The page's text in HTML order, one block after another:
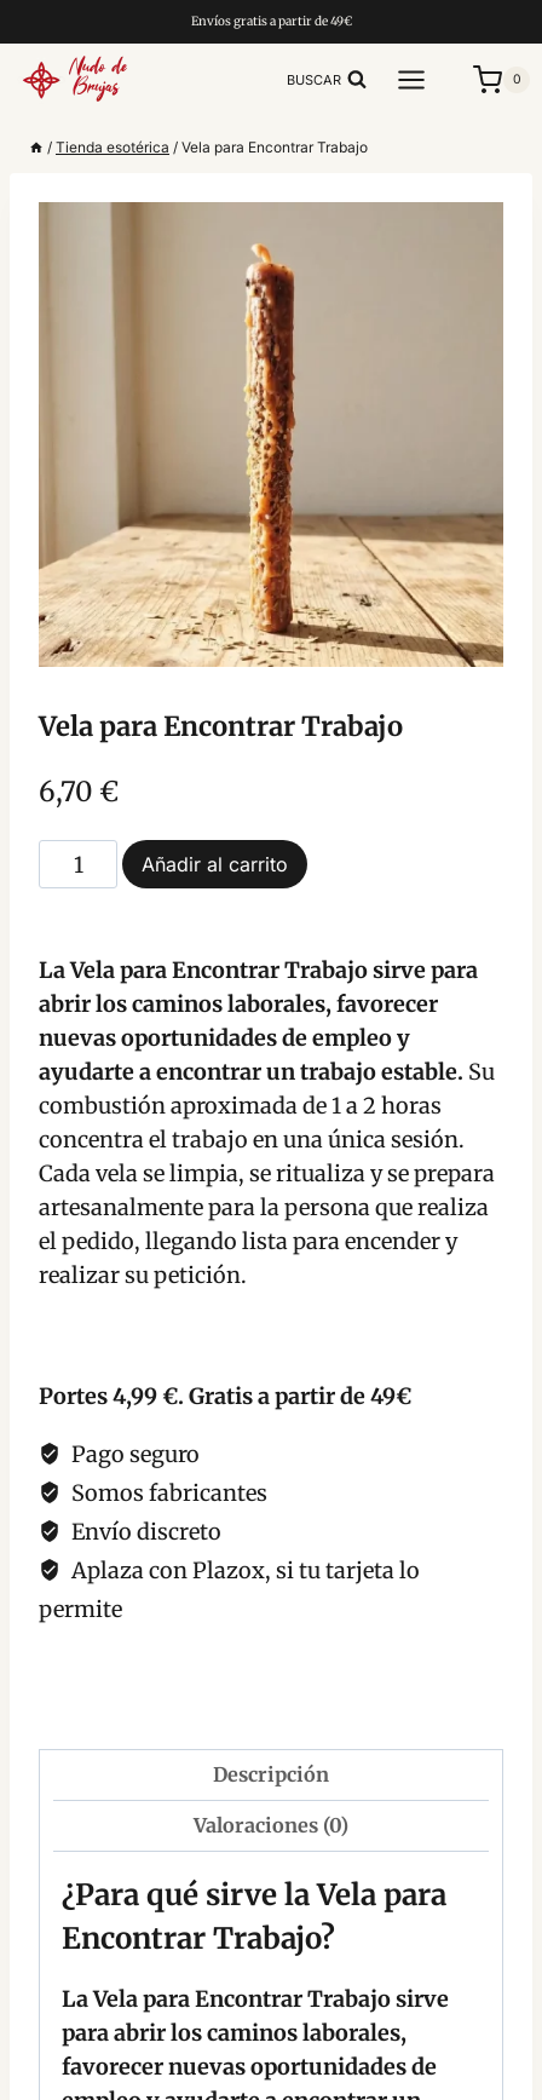
al
contenido
Envíos gratis a partir de 49€
BUSCAR 0
/ Tienda esotérica / Vela para Encontrar Trabajo
Vela para Encontrar Trabajo
6,70 €
La Vela para Encontrar Trabajo sirve para
abrir los caminos laborales, favorecer
nuevas oportunidades de empleo y
ayudarte a encontrar un trabajo estable. Su
combustión aproximada de 1 a 2 horas
concentra el trabajo en una única sesión.
Cada vela se limpia, se ritualiza y se prepara
artesanalmente para la persona que realiza
el pedido, llegando lista para encender y
realizar su petición.
Vela
para
Trabajo
cantidad
Añadir al carrito
Portes 4,99 €. Gratis a partir de 49€
Pago seguro
Somos fabricantes
Envío discreto
Aplaza con Plazox, si tu tarjeta lo
permite
Descripción
Valoraciones (0)
¿Para qué sirve la Vela para
Encontrar Trabajo?
La Vela para Encontrar Trabajo sirve
para abrir los caminos laborales,
favorecer nuevas oportunidades de